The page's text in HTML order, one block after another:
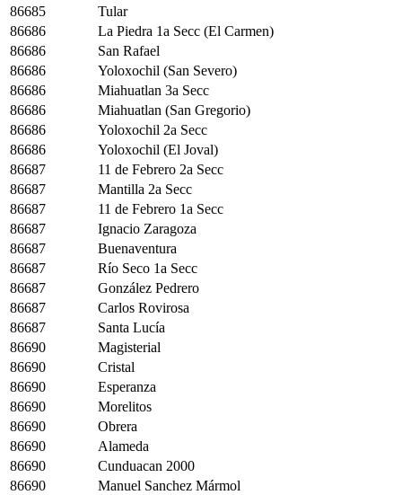
86685
Tular
86686
La Piedra 1a Secc (El Carmen)
86686
San Rafael
86686
Yoloxochil (San Severo)
86686
Miahuatlan 3a Secc
86686
Miahuatlan (San Gregorio)
86686
Yoloxochil 2a Secc
86686
Yoloxochil (El Joval)
86687
11 de Febrero 2a Secc
86687
Mantilla 2a Secc
86687
11 de Febrero 1a Secc
86687
Ignacio Zaragoza
86687
Buenaventura
86687
Río Seco 1a Secc
86687
González Pedrero
86687
Carlos Rovirosa
86687
Santa Lucía
86690
Magisterial
86690
Cristal
86690
Esperanza
86690
Morelitos
86690
Obrera
86690
Alameda
86690
Cunduacan 2000
86690
Manuel Sanchez Mármol